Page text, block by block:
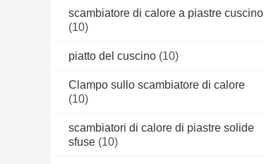
scambiatore di calore a piastre cuscino
(10)
piatto del cuscino (10)
Clampo sullo scambiatore di calore
(10)
scambiatori di calore di piastre solide
sfuse (10)